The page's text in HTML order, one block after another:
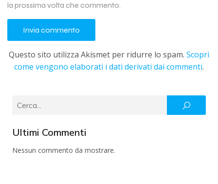
la prossima volta che commento.
Questo sito utilizza Akismet per ridurre lo spam. Scopri
come vengono elaborati i dati derivati dai commenti.
Ultimi Commenti
Nessun commento da mostrare.